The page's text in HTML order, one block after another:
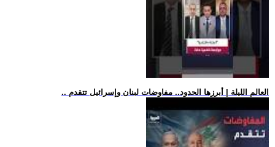
.. العالم الليلة | أبرزها الحدود.. مفاوضات لبنان وإسرائيل تتقدم